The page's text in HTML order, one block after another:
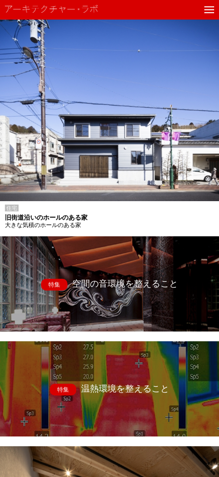
住宅
旧街道沿いのホールのある家
大きな気積のホールのある家
特集 空間の音環境を整えること
特集 温熱環境を整えること